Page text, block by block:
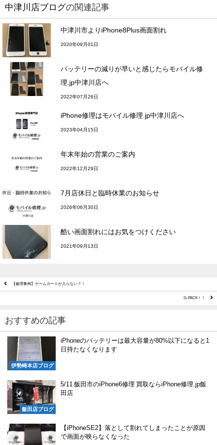
中津川店ブログの関連記事
中津川市よりiPhone8Plus画面割れ
2020年09月01日
バッテリーの減りが早いと感じたらモバイル修
理.jp中津川店へ
2022年07月26日
iPhone修理はモバイル修理.jp中津川店へ
2023年04月15日
年末年始の営業のご案内
2022年12月29日
7月店休日と臨時休業のお知らせ
2026年06月30日
酷い画面割れにはお気をつけください
2021年09月13日
【修理事例】ゲームカードが入らない？！
G-PACK！！
おすすめの記事
伊勢崎本店ブログ
iPhoneのバッテリーは最大容量が80%以下になると1
日持たなくなります
飯田店ブログ
5/11 飯田市のiPhone6修理 買取ならiPhone修理.jp飯
田店
【iPhoneSE2】落として割れてしまったことが原因
で画面が映らなくなった